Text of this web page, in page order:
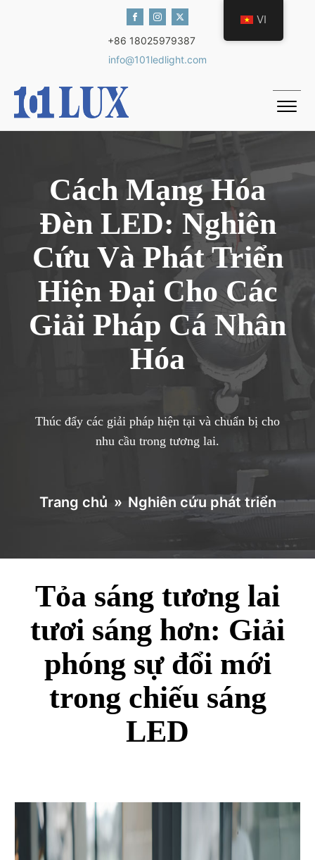
+86 18025979387
info@101ledlight.com
Cách Mạng Hóa
Đèn LED: Nghiên
Cứu Và Phát Triển
Hiện Đại Cho Các
Giải Pháp Cá Nhân
Hóa
Thúc đẩy các giải pháp hiện tại và chuẩn bị cho
nhu cầu trong tương lai.
Trang chủ » Nghiên cứu phát triển
Tỏa sáng tương lai
tươi sáng hơn: Giải
phóng sự đổi mới
trong chiếu sáng
LED
VI